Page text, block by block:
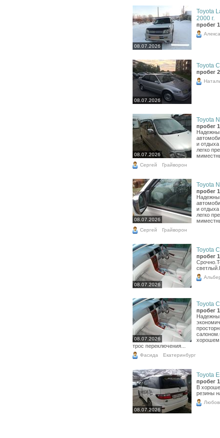
08.07.2026
Toyota
2000 г.
пробег
08.07.2026
Toyota
пробег
08.07.2026
Toyota
пробег
и
легко
Сергей Грайворон
08.07.2026
Toyota
пробег
и
легко
Сергей Грайворон
08.07.2026
Toyota
пробег
08.07.2026
Toyota
пробег
хорошем
трос переключения...
Фасида Екатеринбург
08.07.2026
Toyota
пробег
В
резины